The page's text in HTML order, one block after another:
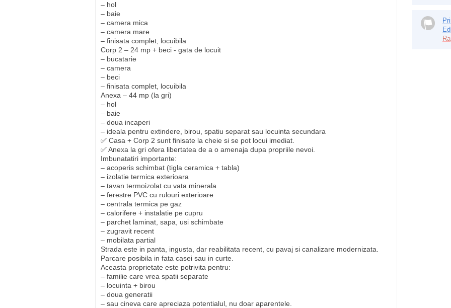
– hol
– baie
– camera mica
– camera mare
– finisata complet, locuibila
Corp 2 – 24 mp + beci - gata de locuit
– bucatarie
– camera
– beci
– finisata complet, locuibila
Anexa – 44 mp (la gri)
– hol
– baie
– doua incaperi
– ideala pentru extindere, birou, spatiu separat sau locuinta secundara
✅ Casa + Corp 2 sunt finisate la cheie si se pot locui imediat.
✅ Anexa la gri ofera libertatea de a o amenaja dupa propriile nevoi.
Imbunatatiri importante:
– acoperis schimbat (tigla ceramica + tabla)
– izolatie termica exterioara
– tavan termoizolat cu vata minerala
– ferestre PVC cu rulouri exterioare
– centrala termica pe gaz
– calorifere + instalatie pe cupru
– parchet laminat, sapa, usi schimbate
– zugravit recent
– mobilata partial
Strada este in panta, ingusta, dar reabilitata recent, cu pavaj si canalizare modernizata.
Parcare posibila in fata casei sau in curte.
Aceasta proprietate este potrivita pentru:
– familie care vrea spatii separate
– locuinta + birou
– doua generatii
– sau cineva care apreciaza potentialul, nu doar aparentele.